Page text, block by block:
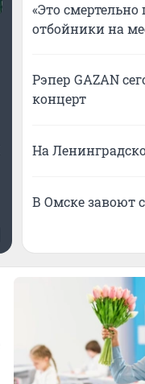
«Это
отбойники на
Рэпер GAZAN
концерт
На
В Омске завоют